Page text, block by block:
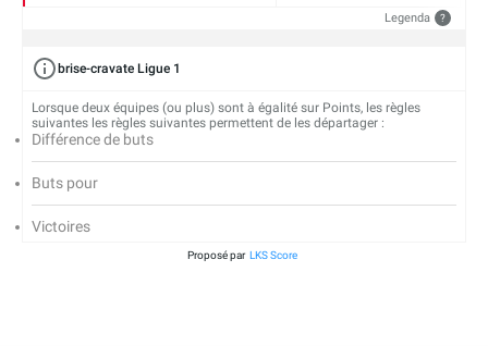
Legenda ?
brise-cravate Ligue 1
Lorsque deux équipes (ou plus) sont à égalité sur Points, les règles
suivantes les règles suivantes permettent de les départager :
Différence de buts
Buts pour
Victoires
Proposé par LKS Score